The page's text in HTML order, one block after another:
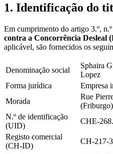
1. Identificação do
Em cumprimento do artigo 3.º,
contra a Concorrência Desleal
aplicável, são fornecidos os
Denominação social
Sphaira
Lopez
Forma jurídica
Empresa
Morada
Rue
N.º de identificação
(UID)
CHE-
Registo comercial
(CH-ID)
CH-217-